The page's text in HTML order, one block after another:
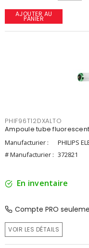
AJOUTER AU
PANIER
PHIF96T12DXALTO
Ampoule tube fluorescent
Manufacturier :
PHILIPS
# Manufacturier : 372821
En inventaire
Compte PRO
VOIR LES DÉTAILS